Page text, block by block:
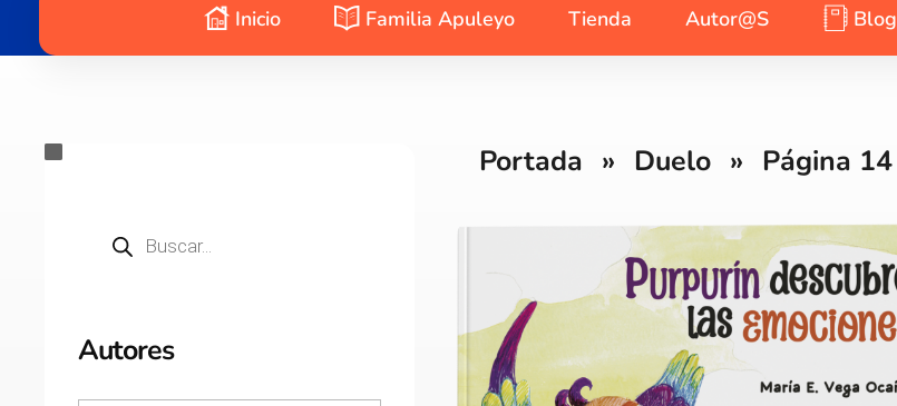
Inicio Familia Apuleyo Tienda Autor@s Blog
Portada » Duelo » Página 14
Autores